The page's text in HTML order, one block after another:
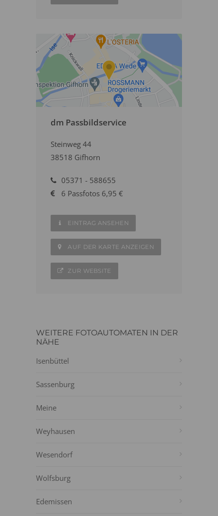
dm Passbildservice
Steinweg 44
38518 Gifhorn
05371 - 588655
6 Passfotos 6,95 €
EINTRAG ANSEHEN
AUF DER KARTE ANZEIGEN
ZUR WEBSITE
WEITERE FOTOAUTOMATEN IN DER
NÄHE
Isenbüttel
Sassenburg
Meine
Weyhausen
Wesendorf
Wolfsburg
Edemissen